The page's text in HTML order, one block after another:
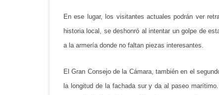
En ese lugar, los visitantes actuales podrán ver
historia local, se deshonró al intentar un golpe de
a la armería donde no faltan piezas interesantes.
El Gran Consejo de la Cámara, también en el
la longitud de la fachada sur y da al paseo